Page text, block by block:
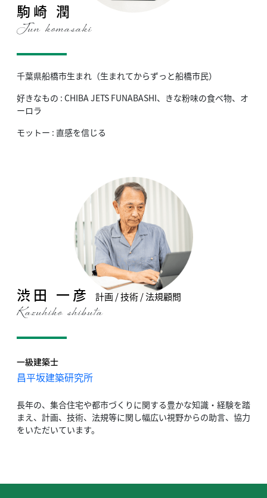
駒崎 潤
Jun komasaki
千葉県船橋市生まれ（生まれてからずっと船橋市民）
好きなもの : CHIBA JETS FUNABASHI、きな粉味の食べ物、オ
ーロラ
モットー : 直感を信じる
渋田 一彦 計画 / 技術 / 法規顧問
Kazuhiko shibuta
一級建築士
昌平坂建築研究所
長年の、集合住宅や都市づくりに関する豊かな知識・経験を踏
まえ、 計画、技術、法規等に関し幅広い視野からの助言、協力
をいただいています。